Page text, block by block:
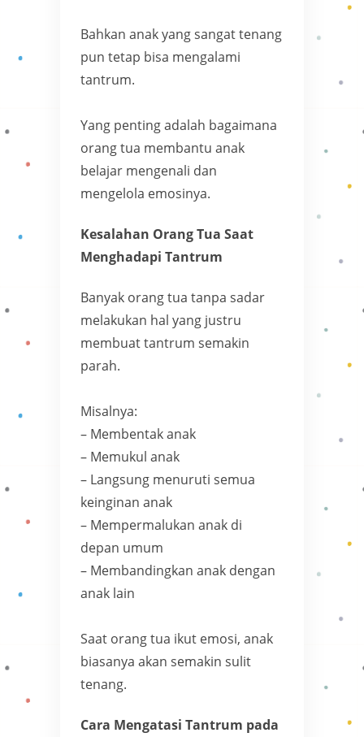
Bahkan anak yang sangat tenang
pun tetap bisa mengalami
tantrum.
Yang penting adalah bagaimana
orang tua membantu anak
belajar mengenali dan
mengelola emosinya.
Kesalahan Orang Tua Saat
Menghadapi Tantrum
Banyak orang tua tanpa sadar
melakukan hal yang justru
membuat tantrum semakin
parah.
Misalnya:
– Membentak anak
– Memukul anak
– Langsung menuruti semua
keinginan anak
– Mempermalukan anak di
depan umum
– Membandingkan anak dengan
anak lain
Saat orang tua ikut emosi, anak
biasanya akan semakin sulit
tenang.
Cara Mengatasi Tantrum pada